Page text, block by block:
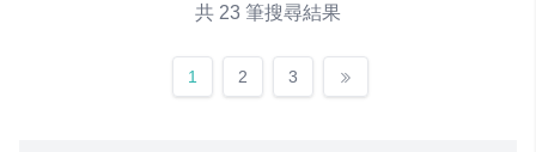
共 23 筆搜尋結果
1 2 3